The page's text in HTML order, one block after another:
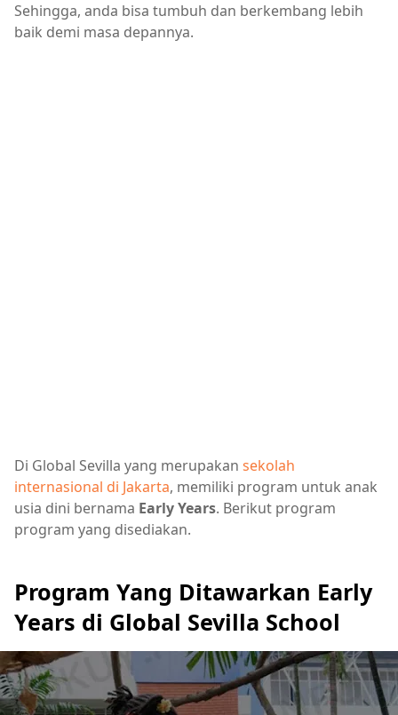
Sehingga, anda bisa tumbuh dan berkembang lebih
baik demi masa depannya.
Di Global Sevilla yang merupakan sekolah
internasional di Jakarta, memiliki program untuk anak
usia dini bernama Early Years. Berikut program
program yang disediakan.
Program Yang Ditawarkan Early
Years di Global Sevilla School